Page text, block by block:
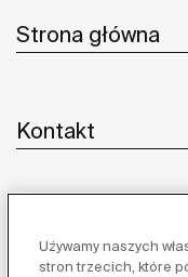
Strona główna
Kontakt
Używamy naszych
stron trzecich, które